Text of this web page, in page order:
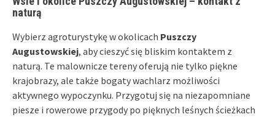
naturą
Wybierz agroturystykę w okolicach Puszczy
Augustowskiej, aby cieszyć się bliskim kontaktem z
naturą. Te malownicze tereny oferują nie tylko piękne
krajobrazy, ale także bogaty wachlarz możliwości
aktywnego wypoczynku. Przygotuj się na niezapomniane
piesze i rowerowe przygody po pięknych leśnych ścieżkach